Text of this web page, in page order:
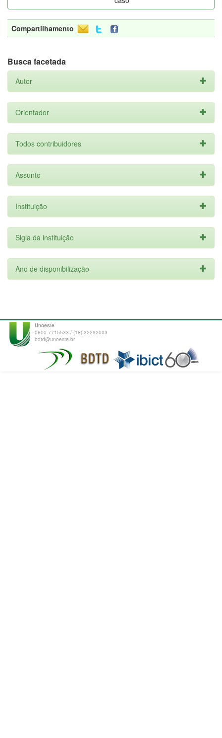
Compartilhamento
Busca facetada
Autor
Orientador
Todos contribuidores
Assunto
Instituição
Sigla da instituição
Ano de disponibilização
Unoeste
0800 7715533 / (18) 32292003
bdtd@unoeste.br